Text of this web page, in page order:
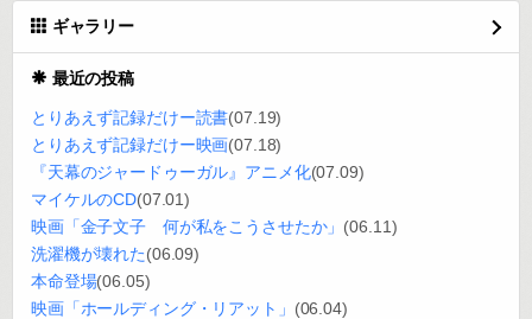
ギャラリー
最近の投稿
とりあえず記録だけー読書(07.19)
とりあえず記録だけー映画(07.18)
『天幕のジャードゥーガル』アニメ化(07.09)
マイケルのCD(07.01)
映画「金子文子 何が私をこうさせたか」 (06.11)
洗濯機が壊れた(06.09)
本命登場(06.05)
映画「ホールディング・リアット」 (06.04)